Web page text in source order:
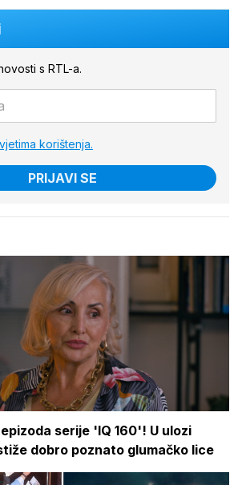
s RTL-a.
korištenja.
PRIJAVI SE
serije 'IQ 160'! U ulozi
dobro poznato glumačko lice